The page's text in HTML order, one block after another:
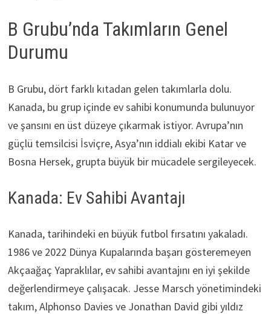
B Grubu’nda Takımların Genel
Durumu
B Grubu, dört farklı kıtadan gelen takımlarla dolu.
Kanada, bu grup içinde ev sahibi konumunda bulunuyor
ve şansını en üst düzeye çıkarmak istiyor. Avrupa’nın
güçlü temsilcisi İsviçre, Asya’nın iddialı ekibi Katar ve
Bosna Hersek, grupta büyük bir mücadele sergileyecek.
Kanada: Ev Sahibi Avantajı
Kanada, tarihindeki en büyük futbol fırsatını yakaladı.
1986 ve 2022 Dünya Kupalarında başarı gösteremeyen
Akçaağaç Yapraklılar, ev sahibi avantajını en iyi şekilde
değerlendirmeye çalışacak. Jesse Marsch yönetimindeki
takım, Alphonso Davies ve Jonathan David gibi yıldız